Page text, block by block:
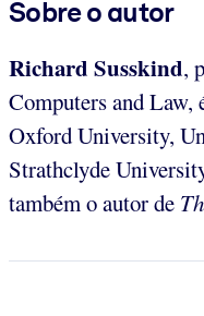
Sobre o autor
Richard Susskind,
Computers and Law,
Oxford University,
Strathclyde
também o autor de